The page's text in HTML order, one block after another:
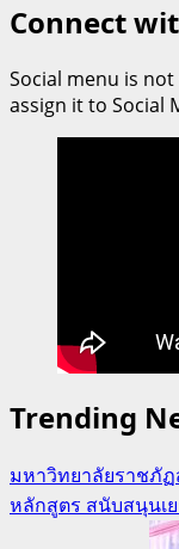
Connect
Social menu is
assign it to Social
Trending
มหาวิทยาลัยราชภั
หลักสูตร สนับสนุนเ